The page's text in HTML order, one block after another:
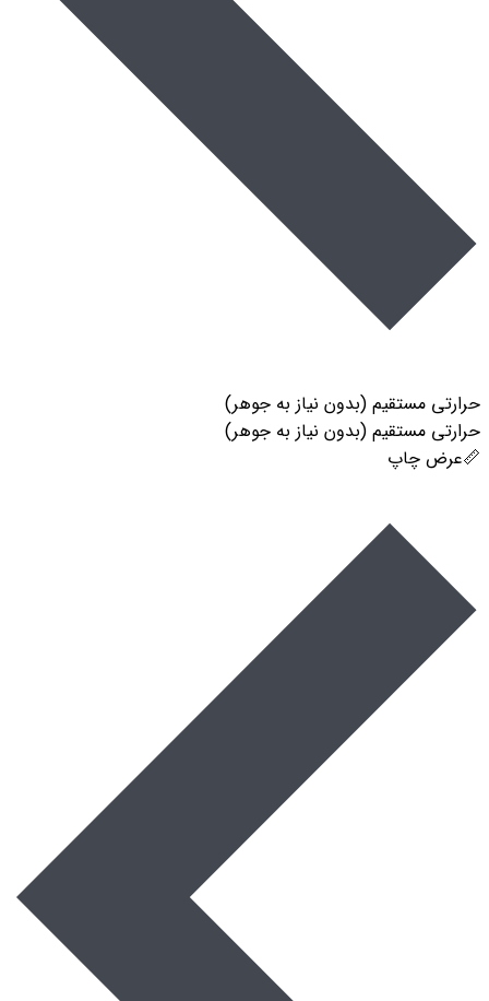
حرارتی مستقیم (بدون نیاز به جوهر)
حرارتی مستقیم (بدون نیاز به جوهر)
📏عرض چاپ